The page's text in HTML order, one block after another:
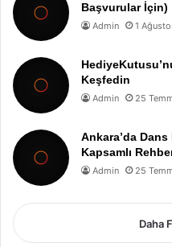
Başvurular İçin)
Admin 1
Keşfedin
Admin 25
Ankara’da
Kapsamlı
Admin 25
Daha